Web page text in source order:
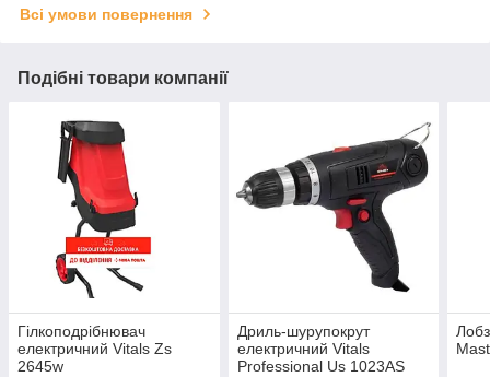
Всі умови повернення
Подібні товари компанії
Гілкоподрібнювач
електричний Vitals Zs
2645w
Дриль-шурупокрут
електричний Vitals
Professional Us 1023AS